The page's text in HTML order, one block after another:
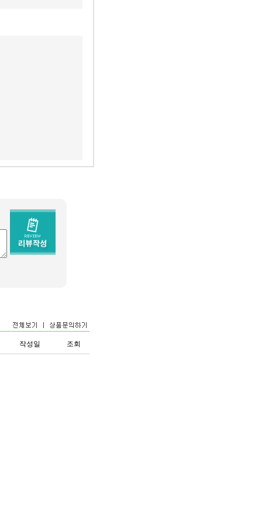
작성일 조회